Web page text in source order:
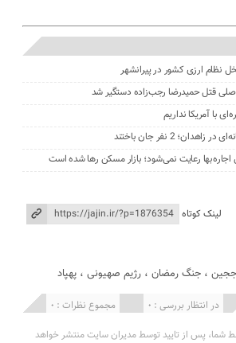
نظام ارزی کشور در پیرانشهر
قتل حمیدرضا رجب‌زاده دستگیر شد
با آمریکا نداریم
2 نفر جان باختند
لینک کوتاه
ججین ،جنگ رمضان ،رژیم صهیونی ،پهپاد
مجموع نظرات : 0 در انتظار بررسی : 0
شما، پس از تایید توسط مدیران سایت منتشر خواهد